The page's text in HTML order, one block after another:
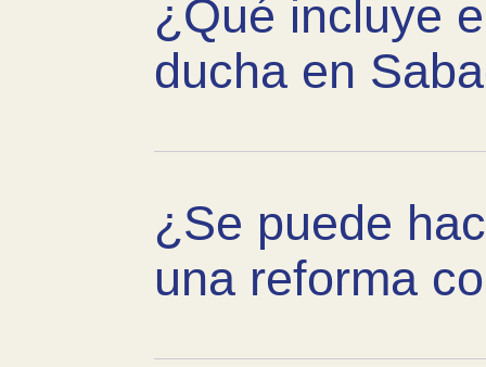
¿Qué incluye
ducha en
¿Se puede
una reforma